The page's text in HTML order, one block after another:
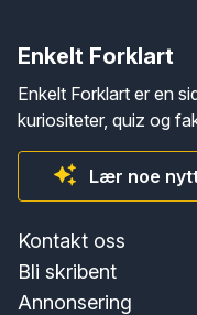
Enkelt Forklart
Enkelt Forklart er en
kuriositeter, quiz og
Lær noe
Kontakt oss
Bli skribent
Annonsering